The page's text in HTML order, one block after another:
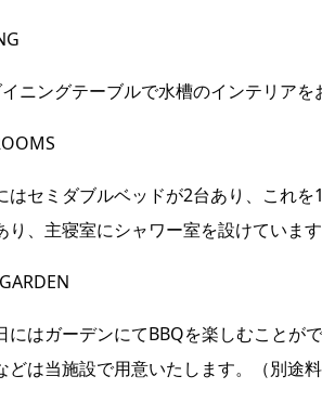
ニングテーブルで水槽のインテリア
はセミダブルベッドが2台あり、これ
り、主寝室にシャワー室を設けていま
にはガーデンにてBBQを楽しむことが
どは当施設で用意いたします。（別途